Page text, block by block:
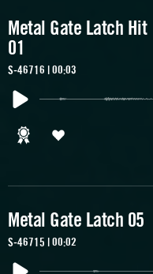
Metal Gate Latch Hit
01
S-46716 | 00:03
Metal Gate Latch 05
S-46715 | 00:02